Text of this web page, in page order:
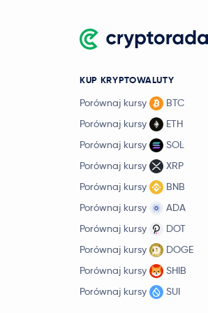
KUP KRYPTOWALUTY
Porównaj kursy
BTC
Porównaj kursy
ETH
Porównaj kursy
SOL
Porównaj kursy
XRP
Porównaj kursy
BNB
Porównaj kursy
ADA
Porównaj kursy
DOT
Porównaj kursy
DOGE
Porównaj kursy
SHIB
Porównaj kursy
SUI